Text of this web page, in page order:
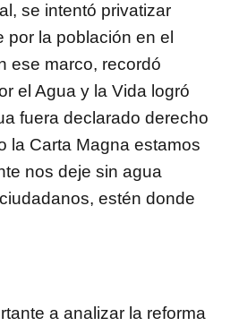
se intentó privatizar
la población en el
ese marco, recordó
el Agua y la Vida logró
fuera declarado derecho
la Carta Magna estamos
nos deje sin agua
estén donde
a analizar la reforma